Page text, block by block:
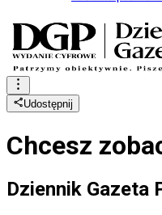
Udostępnij
Chcesz
Dziennik Gazeta